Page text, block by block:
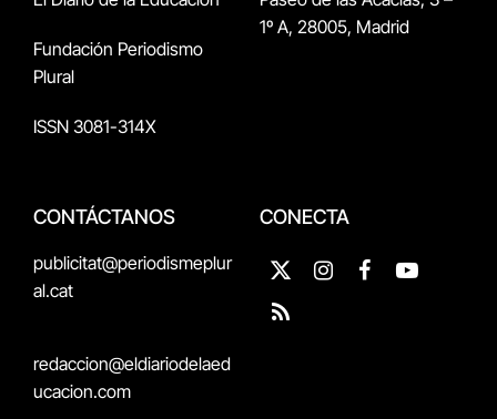
Fundación Periodismo
Plural
ISSN 3081-314X
1º A, 28005, Madrid
CONTÁCTANOS
publicitat@periodismeplur
al.cat
redaccion@eldiariodelaed
ucacion.com
CONECTA
X
(Twitter)
InstagramFacebookYouTube
RSS